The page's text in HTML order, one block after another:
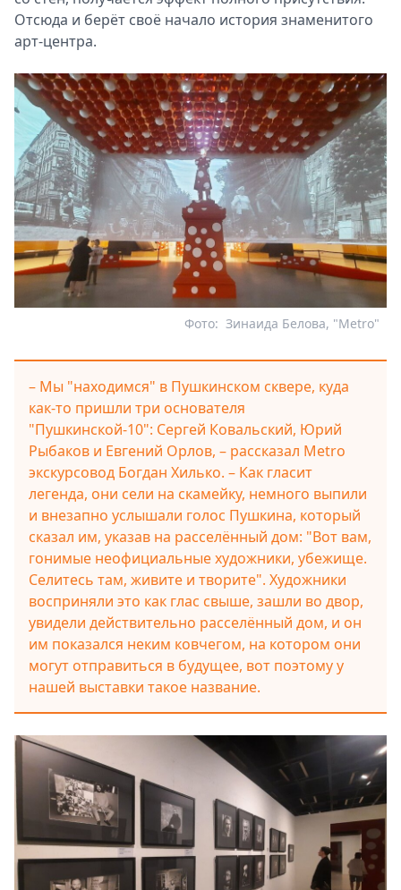
Отсюда и берёт своё начало история знаменитого
арт-центра.
Зинаида Белова, "Metro"
Фото:
– Мы "находимся" в Пушкинском сквере, куда
как-то пришли три основателя
"Пушкинской-10": Сергей Ковальский, Юрий
Рыбаков и Евгений Орлов, – рассказал Metro
экскурсовод Богдан Хилько. – Как гласит
легенда, они сели на скамейку, немного выпили
и внезапно услышали голос Пушкина, который
сказал им, указав на расселённый дом: "Вот вам,
гонимые неофициальные художники, убежище.
Селитесь там, живите и творите". Художники
восприняли это как глас свыше, зашли во двор,
увидели действительно расселённый дом, и он
им показался неким ковчегом, на котором они
могут отправиться в будущее, вот поэтому у
нашей выставки такое название.